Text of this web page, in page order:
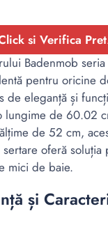
si Verifica Pret
Badenmob
pentru oricine
de eleganță și
lungime de 60.02
de 52 cm,
oferă soluția
mici de baie.
și